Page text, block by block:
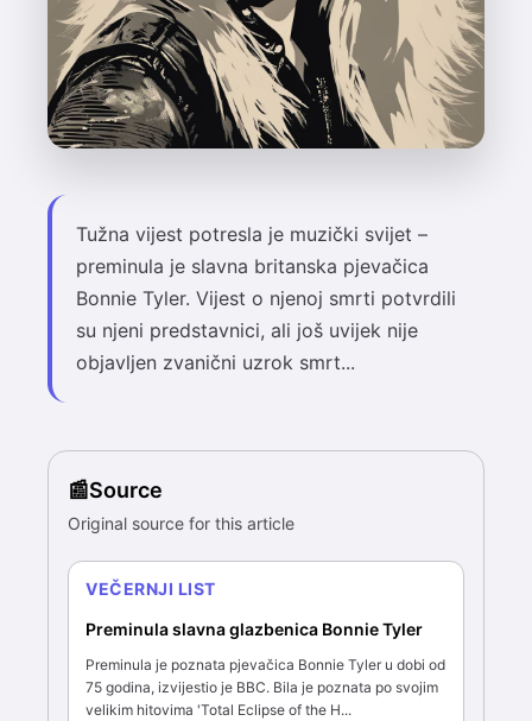
Tužna vijest potresla je muzički svijet –
preminula je slavna britanska pjevačica
Bonnie Tyler. Vijest o njenoj smrti potvrdili
su njeni predstavnici, ali još uvijek nije
objavljen zvanični uzrok smrt...
Source
Original source for this article
VEČERNJI LIST
Preminula slavna glazbenica Bonnie Tyler
Preminula je poznata pjevačica Bonnie Tyler u dobi od
75 godina, izvijestio je BBC. Bila je poznata po svojim
velikim hitovima 'Total Eclipse of the H...